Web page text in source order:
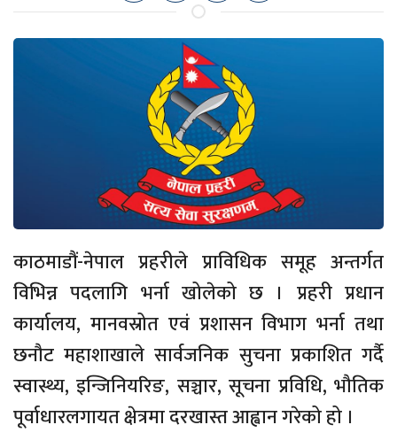
काठमाडौं-नेपाल प्रहरीले प्राविधिक समूह अन्तर्गत
विभिन्न पदलागि भर्ना खोलेको छ । प्रहरी प्रधान
कार्यालय, मानवस्रोत एवं प्रशासन विभाग भर्ना तथा
छनौट महाशाखाले सार्वजनिक सुचना प्रकाशित गर्दै
स्वास्थ्य, इन्जिनियरिङ, सञ्चार, सूचना प्रविधि, भौतिक
पूर्वाधारलगायत क्षेत्रमा दरखास्त आह्वान गरेको हो ।